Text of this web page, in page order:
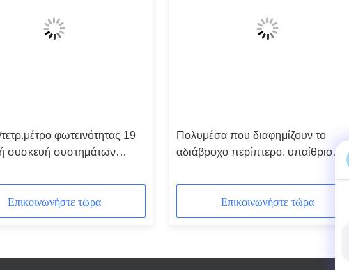
φωτεινότητας 19
συσκευή συστημάτων
διαφήμιση
Επικοινωνήστε τώρα
Πολυμέσα που διαφημίζουν το
αδιάβροχο περίπτερο, υπαίθριο
σύστημα περίπτερων οθόνης αφής
LCD με το καταφύγιο
Επικοινωνήστε τώρα